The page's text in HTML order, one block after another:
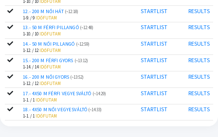
1-10. / 10 IDŐFUTAM
12.- 200 M NŐI HÁT (~12:18)
1-9. / 9 IDŐFUTAM
STARTLIST RESULTS
13.- 50 M FÉRFI PILLANGÓ (~12:48)
1-10. / 10
IDŐFUTAM
STARTLIST RESULTS
14.- 50 M NŐI PILLANGÓ (~12:59)
1-12. / 12 IDŐFUTAM
STARTLIST RESULTS
15.- 200 M FÉRFI GYORS (~13:12)
1-14. / 14IDŐFUTAM
STARTLIST RESULTS
16.- 200 M NŐI GYORS (~13:52)
1-12. / 12 IDŐFUTAM
STARTLIST RESULTS
17.- 4X50 M FÉRFI VEGYESVÁLTÓ (~14:29)
1-1. / 1 IDŐFUTAM
STARTLIST RESULTS
18.- 4X50 M NŐI VEGYESVÁLTÓ (~14:33)
1-1. / 1 IDŐFUTAM
STARTLIST RESULTS